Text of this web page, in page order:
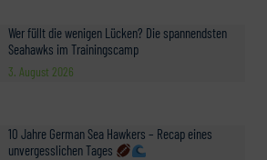
Wer füllt die wenigen Lücken? Die spannendsten
Seahawks im Trainingscamp
3. August 2026
10 Jahre German Sea Hawkers – Recap eines
unvergesslichen Tages